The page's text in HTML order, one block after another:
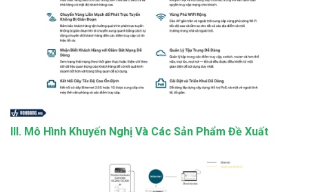
III. Mô Hình Khuyến Nghị Và Các Sản Phẩm Đề Xuất